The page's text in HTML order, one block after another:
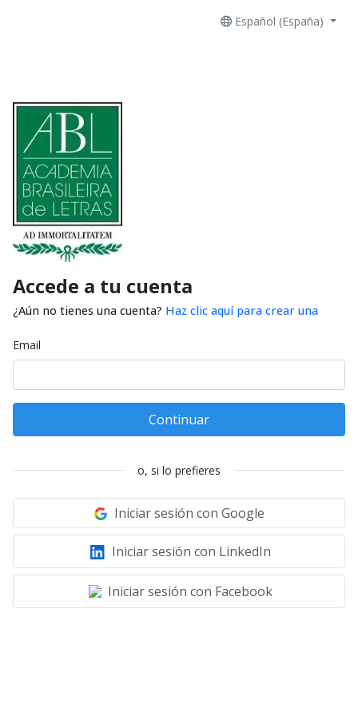
Español (España)
Accede a tu cuenta
¿Aún no tienes una cuenta? Haz clic aquí para crear una
Email
Continuar
o, si lo prefieres
Iniciar sesión con Google
Iniciar sesión con LinkedIn
Iniciar sesión con Facebook